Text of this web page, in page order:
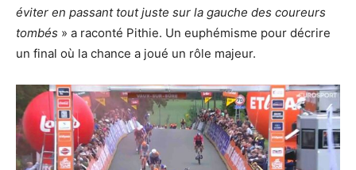
éviter en passant tout juste sur la gauche des coureurs
tombés » a raconté Pithie. Un euphémisme pour décrire
un final où la chance a joué un rôle majeur.